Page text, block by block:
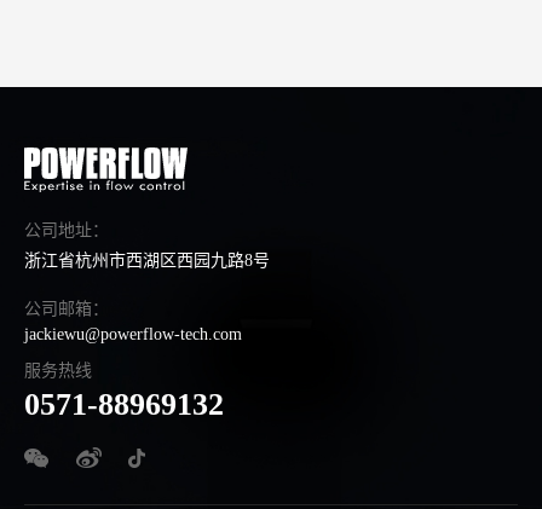
公司地址：
浙江省杭州市西湖区西园九路8号
公司邮箱：
jackiewu@powerflow-tech.com
服务热线
0571-88969132